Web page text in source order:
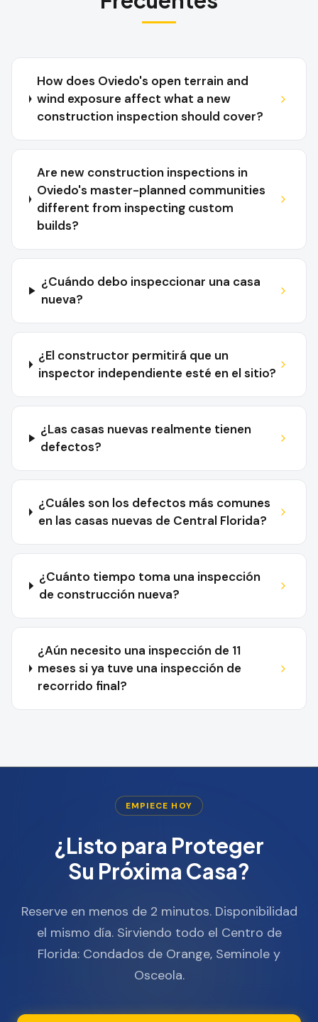
How does Oviedo's open terrain and
wind exposure affect what a new
construction inspection should cover?
Are new construction inspections in
Oviedo's master-planned communities
different from inspecting custom
builds?
¿Cuándo debo inspeccionar una casa
nueva?
¿El constructor permitirá que un
inspector independiente esté en el sitio?
¿Las casas nuevas realmente tienen
defectos?
¿Cuáles son los defectos más comunes
en las casas nuevas de Central Florida?
¿Cuánto tiempo toma una inspección
de construcción nueva?
¿Aún necesito una inspección de 11
meses si ya tuve una inspección de
recorrido final?
EMPIECE HOY
¿Listo para Proteger
Su Próxima Casa?
Reserve en menos de 2 minutos. Disponibilidad
el mismo día. Sirviendo todo el Centro de
Florida: Condados de Orange, Seminole y
Osceola.